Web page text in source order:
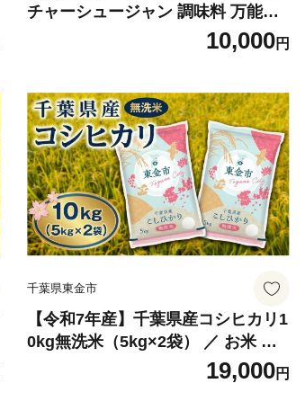
チャーシュージャン 調味料 万能ソ
ース そーす so-su タレ たれ チャー
シュー 叉焼 焼豚 豚 ぶた肉 ぶた 漬
鶏肉 魚 シーフード 野菜 中華 韓国
料理 調味料 MIYABI 九十九里 フカ
ヒレハウス 千葉 東金
10,000円
千葉県東金市
【令和7年産】千葉県産コシヒカリ1
0kg無洗米（5kg×2袋） ／ お米 米
香り 粘り 甘味 こしひかり 千葉県
19,000円